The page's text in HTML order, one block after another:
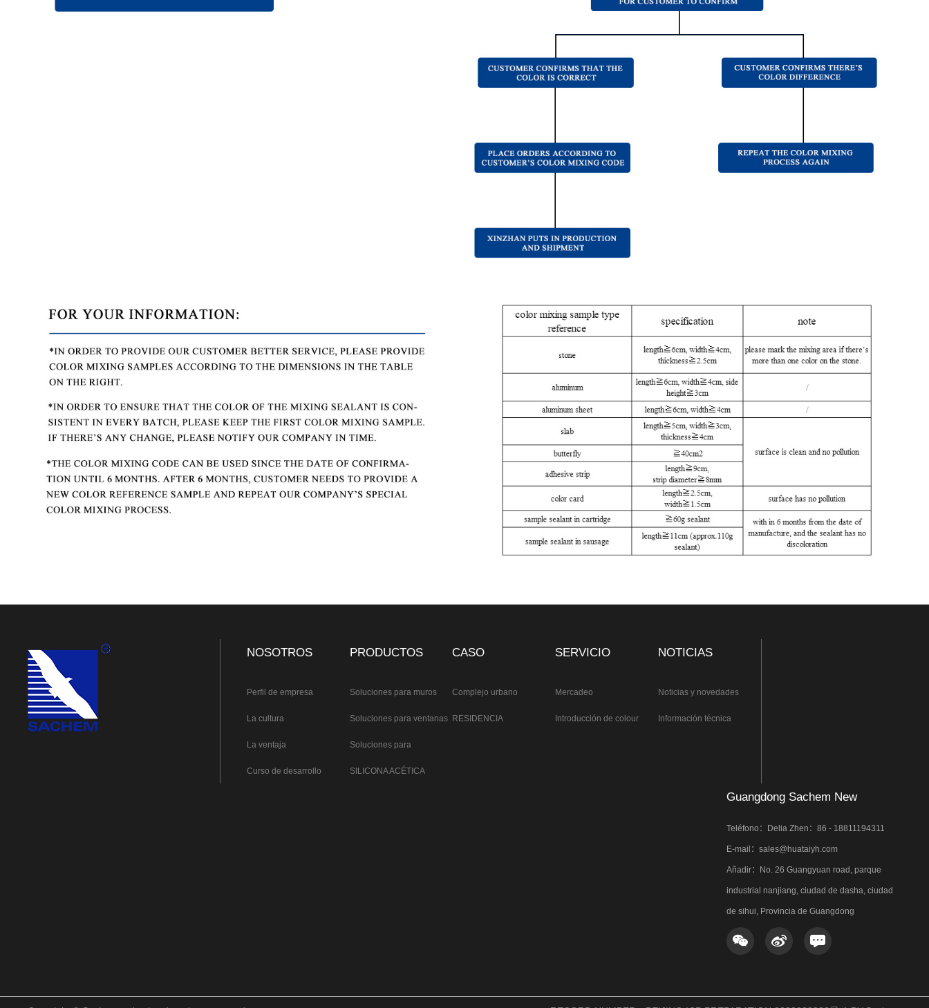
NOSOTROS
Perfil de empresa
La cultura
La ventaja
Curso de desarrollo
PRODUCTOS
Soluciones para muros
cortina
Soluciones para ventanas
y puertas
Soluciones para
DVH(Doble vidriado
SILICONA ACÉTICA
CASO
Complejo urbano
RESIDENCIA
SERVICIO
Mercadeo
Introducción de colour
NOTICIAS
Noticias y novedades
Información técnica
Guangdong Sachem New
Materials Co.,Ltd.
Teléfono：Delia Zhen：86 - 18811194311
E-mail：sales@huataiyh.com
Añadir：No. 26 Guangyuan road, parque
industrial nanjiang, ciudad de dasha, ciudad
de sihui, Provincia de Guangdong